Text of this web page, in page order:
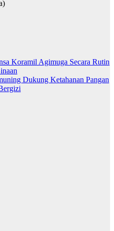
Koramil Agimuga Secara Rutin
Dukung Ketahanan Pangan